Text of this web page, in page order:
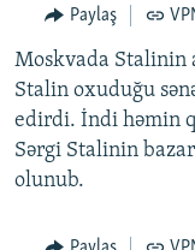
FƏRQƏ BAX
QANUNI DOĞRU
ARAŞDIRMA
MULTIMEDIA
VIDEO
RADIO ARXIV
Paylaş
Moskvada Stalinin
Stalin oxuduğu
edirdi. İndi həmin
Sərgi Stalinin
olunub.